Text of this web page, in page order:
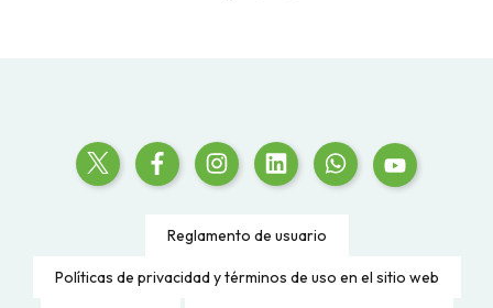
Reglamento de usuario
Políticas de privacidad y términos de uso en el sitio web